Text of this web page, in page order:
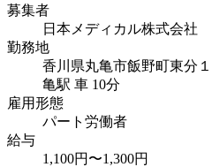
募集者
日本メディカル株式会社
勤務地
香川県丸亀市飯野町東分１
亀駅 車 10分
雇用形態
パート労働者
給与
1,100円〜1,300円